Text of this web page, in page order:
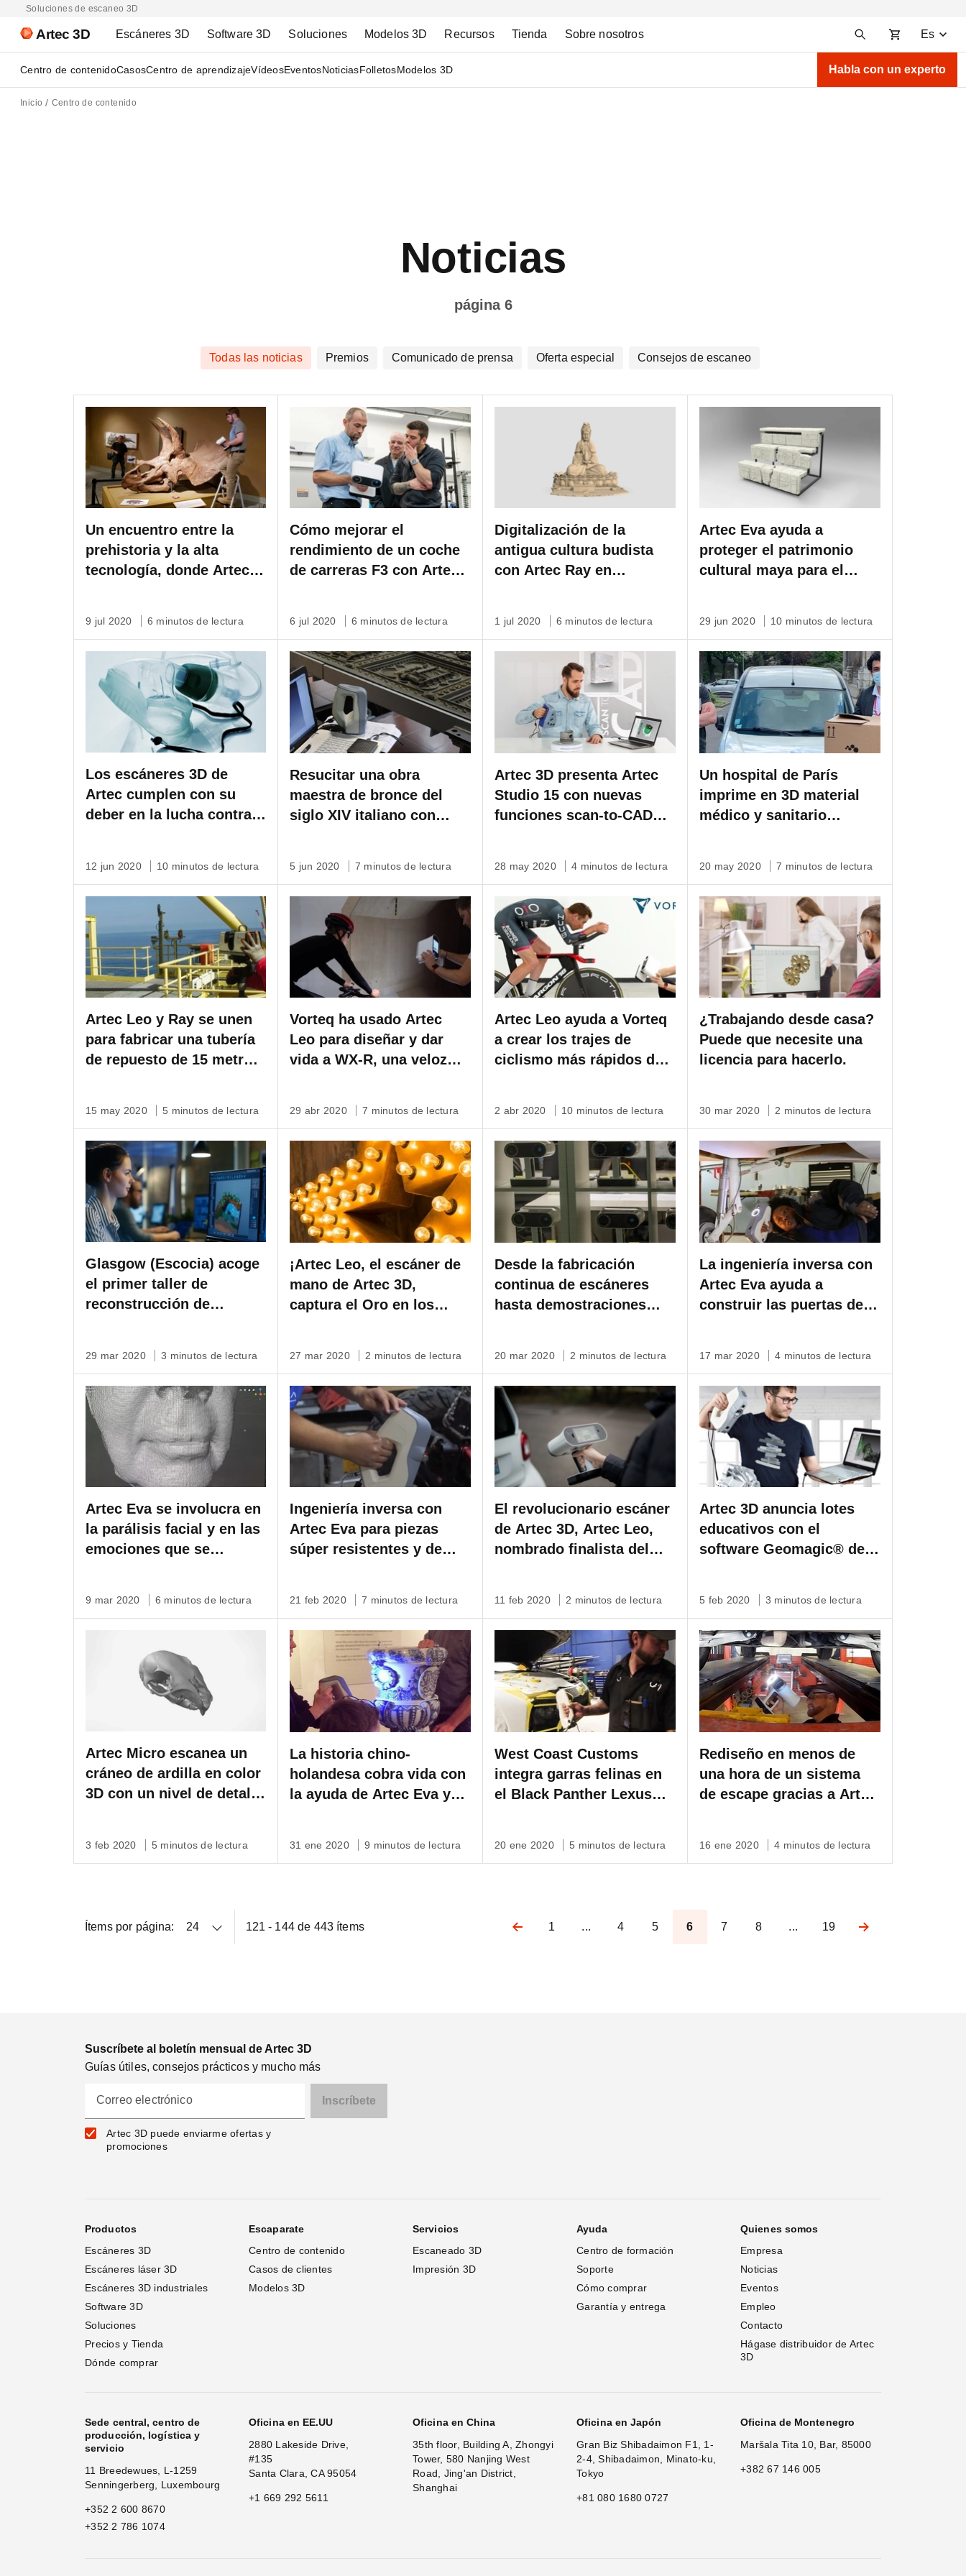
Soluciones de escaneo 3D
Artec 3D Escáneres 3D Software 3D Soluciones Modelos 3D Recursos Tienda Sobre nosotros Es
Centro de contenidoCasosCentro de aprendizajeVídeosEventosNoticiasFolletosModelos 3D Habla con un experto
Inicio Centro de contenido
Noticias
página 6
Todas las noticias Premios Comunicado de prensa Oferta especial Consejos de escaneo
Un encuentro entre la
prehistoria y la alta
tecnología, donde Artec
dinosaurio
9 jul 2020 6 minutos de lectura
Cómo mejorar el
rendimiento de un coche
de carreras F3 con Artec
6 jul 2020 6 minutos de lectura
Digitalización de la
antigua cultura budista
con Artec Ray en
1 jul 2020 6 minutos de lectura
Artec Eva ayuda a
proteger el patrimonio
cultural maya para el
29 jun 2020 10 minutos de lectura
Los escáneres 3D de
Artec cumplen con su
deber en la lucha contra
12 jun 2020 10 minutos de lectura
Resucitar una obra
maestra de bronce del
siglo XIV italiano con
5 jun 2020 7 minutos de lectura
Artec 3D presenta Artec
Studio 15 con nuevas
funciones scan-to-CAD
28 may 2020 4 minutos de lectura
Un hospital de París
imprime en 3D material
médico y sanitario
calidad.
20 may 2020 7 minutos de lectura
Artec Leo y Ray se unen
para fabricar una tubería
de repuesto de 15 metros
15 may 2020 5 minutos de lectura
Vorteq ha usado Artec
Leo para diseñar y dar
vida a WX-R, una veloz
29 abr 2020 7 minutos de lectura
Artec Leo ayuda a Vorteq
a crear los trajes de
ciclismo más rápidos del
2 abr 2020 10 minutos de lectura
¿Trabajando desde casa?
Puede que necesite una
licencia para hacerlo.
30 mar 2020 2 minutos de lectura
Glasgow (Escocia) acoge
el primer taller de
reconstrucción de
3D
29 mar 2020 3 minutos de lectura
¡Artec Leo, el escáner de
mano de Artec 3D,
captura el Oro en los
27 mar 2020 2 minutos de lectura
Desde la fabricación
continua de escáneres
hasta demostraciones
en estos tiempos difíciles.
20 mar 2020 2 minutos de lectura
La ingeniería inversa con
Artec Eva ayuda a
construir las puertas del
17 mar 2020 4 minutos de lectura
Artec Eva se involucra en
la parálisis facial y en las
emociones que se
9 mar 2020 6 minutos de lectura
Ingeniería inversa con
Artec Eva para piezas
súper resistentes y de
21 feb 2020 7 minutos de lectura
El revolucionario escáner
de Artec 3D, Artec Leo,
nombrado finalista del
11 feb 2020 2 minutos de lectura
Artec 3D anuncia lotes
educativos con el
software Geomagic® de
institutos de
investigación
5 feb 2020 3 minutos de lectura
Artec Micro escanea un
cráneo de ardilla en color
3D con un nivel de detalle
3 feb 2020 5 minutos de lectura
La historia chino-
holandesa cobra vida con
la ayuda de Artec Eva y
31 ene 2020 9 minutos de lectura
West Coast Customs
integra garras felinas en
el Black Panther Lexus
20 ene 2020 5 minutos de lectura
Rediseño en menos de
una hora de un sistema
de escape gracias a Artec
16 ene 2020 4 minutos de lectura
Ítems por página: 121 - 144 de 443 ítems
Pagination
1 ... 4 5 6 7 8 ... 19
Suscríbete al boletín mensual de Artec 3D
Guías útiles, consejos prácticos y mucho más
Correo electrónico
Artec 3D puede enviarme ofertas y
promociones
Productos
Escáneres 3D
Escáneres láser 3D
Escáneres 3D industriales
Software 3D
Soluciones
Precios y Tienda
Dónde comprar
Escaparate
Centro de contenido
Casos de clientes
Modelos 3D
Servicios
Escaneado 3D
Impresión 3D
Ayuda
Centro de formación
Soporte
Cómo comprar
Garantía y entrega
Quienes somos
Empresa
Noticias
Eventos
Empleo
Contacto
Hágase distribuidor de Artec
3D
Sede central, centro de
producción, logística y
servicio
11 Breedewues, L-1259
Senningerberg, Luxembourg
+352 2 600 8670
+352 2 786 1074
Oficina en EE.UU
2880 Lakeside Drive,
#135
Santa Clara, CA 95054
+1 669 292 5611
Oficina en China
35th floor, Building A, Zhongyi
Tower, 580 Nanjing West
Road, Jing'an District,
Shanghai
Oficina en Japón
Gran Biz Shibadaimon F1, 1-
2-4, Shibadaimon, Minato-ku,
Tokyo
+81 080 1680 0727
Oficina de Montenegro
Maršala Tita 10, Bar, 85000
+382 67 146 005